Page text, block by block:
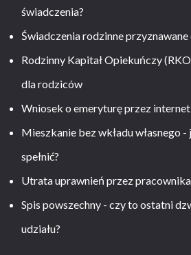
świadczenia?
Świadczenia rodzinne
Rodzinny Kapitał Opiekuńczy
dla rodziców
Wniosek o emeryturę przez
Mieszkanie bez wkładu własnego
spełnić?
Utrata uprawnień przez
Spis powszechny - czy to ostatni
udziału?